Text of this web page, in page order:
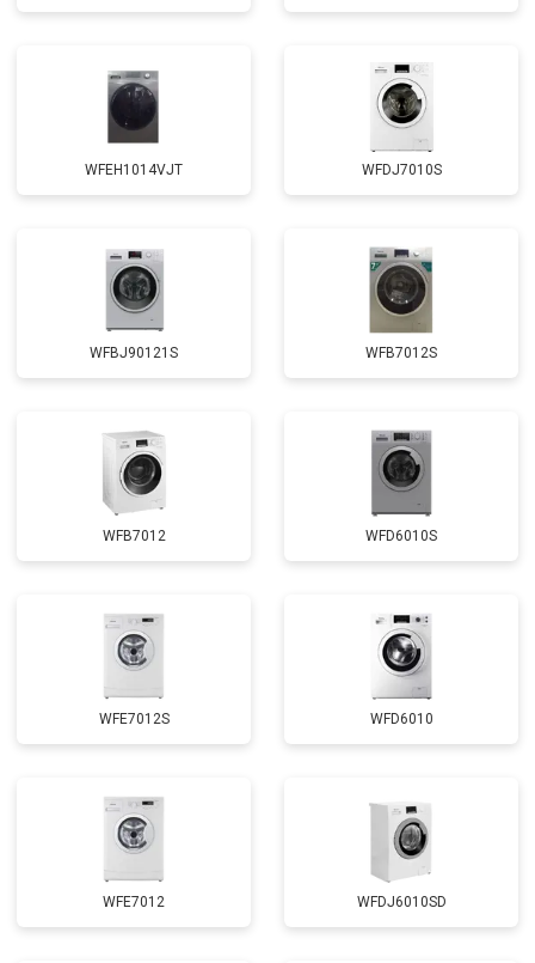
Замена подшипников от 2800 ₽ Заказать
Замена мотора от 3800 ₽ Заказать
от 2200 ₽ Заказать
Замена ТЭН от 2300 ₽ Заказать
Замена блока управления от 3600 ₽ Заказать
Замена прессостата от 3350 ₽ Заказать
Замена сливного насоса от 3450 ₽
Замена сливного шланга от 2100 ₽ Заказать
Замена УБЛ от 2100 ₽ Заказать
Замена приводного ремня от 2550 ₽ Заказать
WFEH1014VJT WFDJ7010S
WFBJ90121S WFB7012S
WFB7012 WFD6010S
WFE7012S WFD6010
WFE7012 WFDJ6010SD